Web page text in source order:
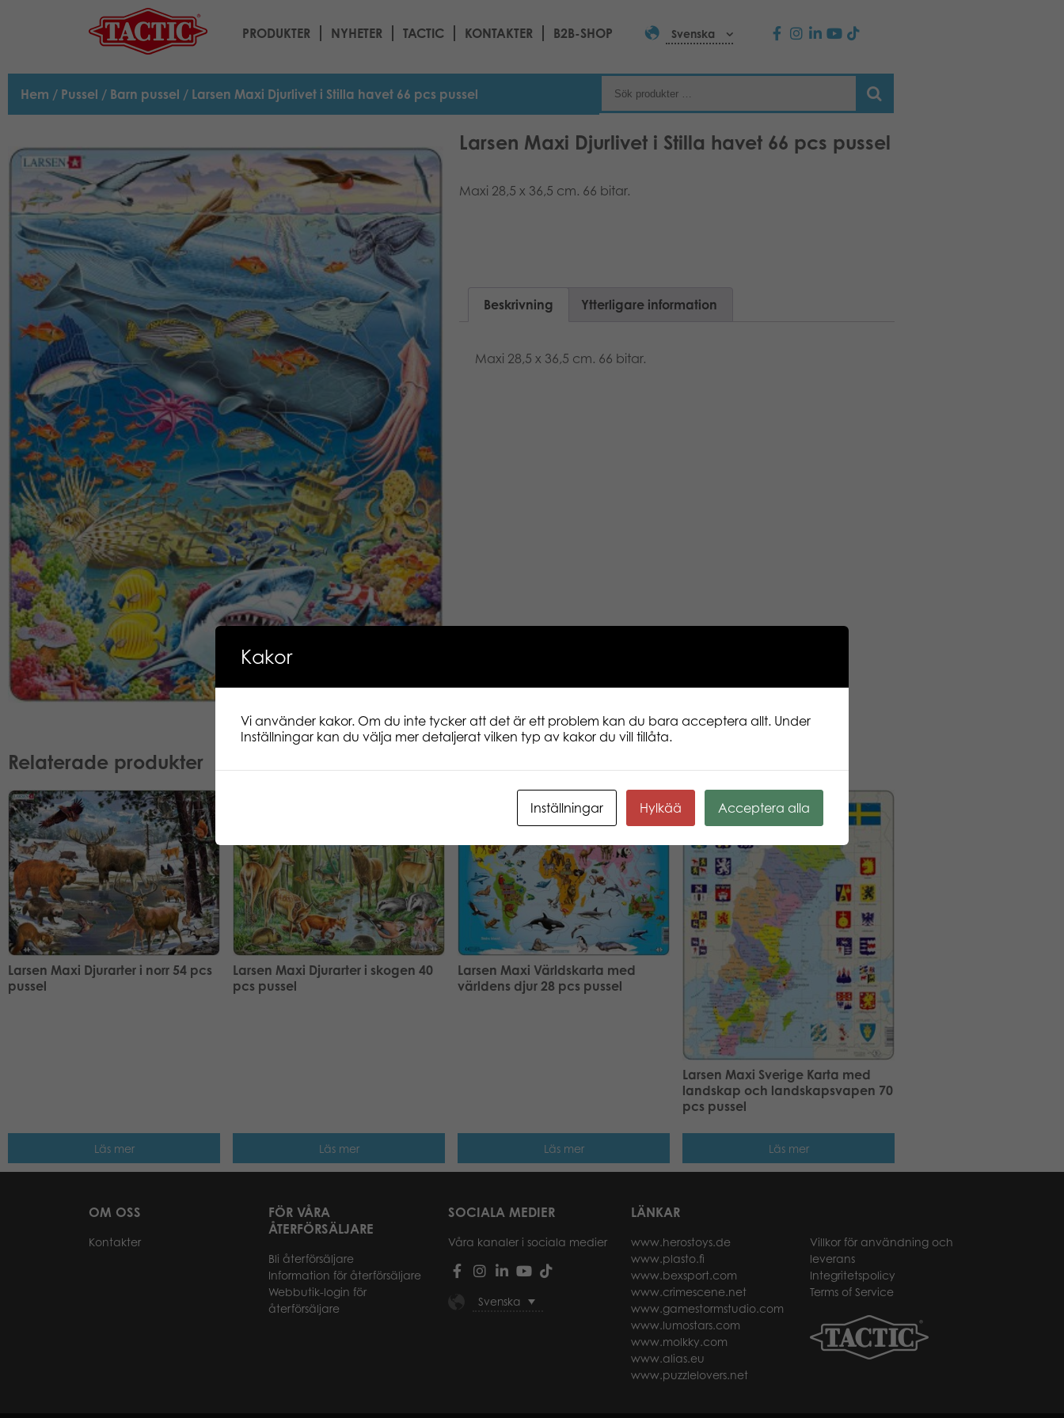
PRODUKTER NYHETER TACTIC KONTAKTER B2B-SHOP Svenska
Hem / Pussel / Barn pussel / Larsen Maxi Djurlivet i Stilla havet 66 pcs pussel
Larsen Maxi Djurlivet i Stilla havet 66 pcs pussel
Maxi 28,5 x 36,5 cm. 66 bitar.
Beskrivning Ytterligare information
Maxi 28,5 x 36,5 cm. 66 bitar.
Relaterade produkter
Larsen Maxi Djurarter i norr 54 pcs
pussel
Läs mer
Larsen Maxi Djurarter i skogen 40
pcs pussel
Läs mer
Larsen Maxi Världskarta med
världens djur 28 pcs pussel
Läs mer
Larsen Maxi Sverige Karta med
landskap och landskapsvapen 70
pcs pussel
Läs mer
OM OSS
Kontakter
FÖR VÅRA
ÅTERFÖRSÄLJARE
Bli återförsäljare
Information för återförsäljare
Webbutik-login för
återförsäljare
SOCIALA MEDIER
Våra kanaler i sociala medier
Svenska
LÄNKAR
www.herostoys.de
www.plasto.fi
www.bexsport.com
www.crimescene.net
www.gamestormstudio.com
www.lumostars.com
www.molkky.com
www.alias.eu
www.puzzlelovers.net
Villkor för användning och
leverans
Integritetspolicy
Terms of Service
Kakor
Vi använder kakor. Om du inte tycker att det är ett problem kan du bara acceptera allt. Under
Inställningar kan du välja mer detaljerat vilken typ av kakor du vill tillåta.
Inställningar Hylkää Acceptera alla